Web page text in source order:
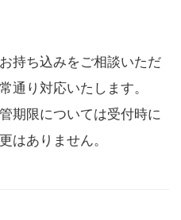
持ち込みをご相談いただ
通り対応いたします。
期限については受付時に
はありません。